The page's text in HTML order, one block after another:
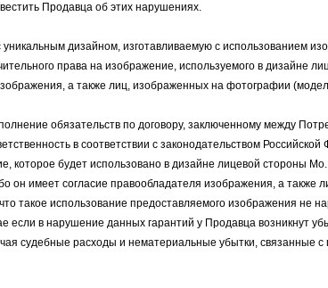
Продавца об этих нарушениях.
дизайном, изготавливаемую с использованием
права на изображение, используемого в дизайне
а также лиц, изображенных на фотографии
обязательств по договору, заключенному между
в соответствии с законодательством Российской
которое будет использовано в дизайне лицевой стороны
он имеет согласие правообладателя изображения, а также
такое использование предоставляемого изображения не
если в нарушение данных гарантий у Продавца возникнут
судебные расходы и нематериальные убытки, связанные